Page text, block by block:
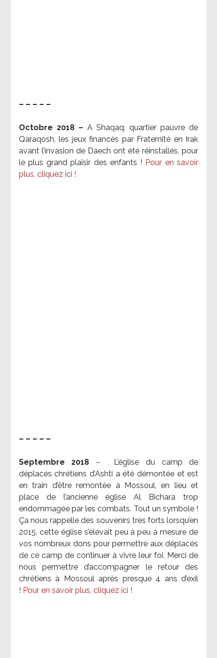
– – – – –
Octobre 2018 – A Shaqaq, quartier pauvre de
Qaraqosh, les jeux financés par Fraternité en Irak​
avant l’invasion de Daech ont été réinstallés, pour
le plus grand plaisir des enfants ! Pour en savoir
plus, cliquez ici !
– – – – –
Septembre 2018 –
L’église du camp de
déplacés chrétiens d’Ashti a été démontée et est
en train d’être remontée à Mossoul, en lieu et
place de l’ancienne église Al Bichara trop
endommagée par les combats. Tout un symbole !
Ça nous rappelle des souvenirs très forts lorsqu’en
2015, cette église s’élevait peu à peu à mesure de
vos nombreux dons pour permettre aux déplacés
de ce camp de continuer à vivre leur foi. Merci de
nous permettre d’accompagner le retour des
chrétiens à Mossoul après presque 4 ans d’exil
! Pour en savoir plus, cliquez ici !